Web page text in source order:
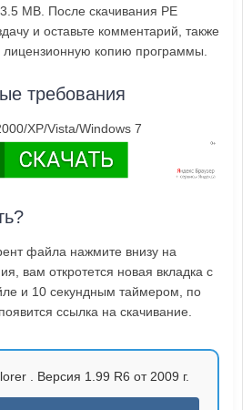
MB. После скачивания PE
и оставьте комментарий, также
лицензионную копию программы.
требования
XP/Vista/Windows 7
файла нажмите внизу на
вам откротется новая вкладка с
и 10 секундным таймером, по
ссылка на скачивание.
. Версия 1.99 R6 от 2009 г.